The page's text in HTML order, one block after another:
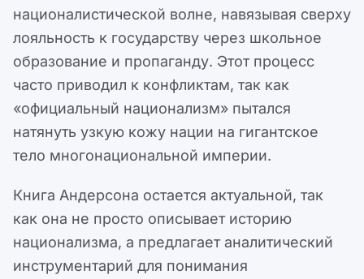
националистической волне, навязывая сверху
лояльность к государству через школьное
образование и пропаганду. Этот процесс
часто приводил к конфликтам, так как
«официальный национализм» пытался
натянуть узкую кожу нации на гигантское
тело многонациональной империи.
Книга Андерсона остается актуальной, так
как она не просто описывает историю
национализма, а предлагает аналитический
инструментарий для понимания